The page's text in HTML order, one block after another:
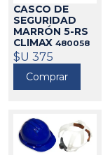
CASCO DE
SEGURIDAD
MARRÓN 5-RS
CLIMAX 480058
$U 375
Comprar